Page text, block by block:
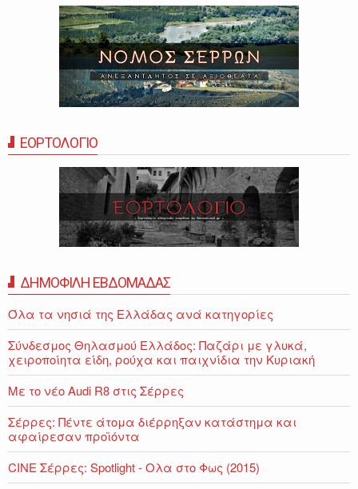
ΕΟΡΤΟΛΟΓΙΟ
ΔΗΜΟΦΙΛΗ ΕΒΔΟΜΑΔΑΣ
Όλα τα νησιά της Ελλάδας ανά κατηγορίες
Σύνδεσμος Θηλασμού Ελλάδος: Παζάρι με γλυκά,
χειροποίητα είδη, ρούχα και παιχνίδια την Κυριακή
Με το νέο Audi R8 στις Σέρρες
Σέρρες: Πέντε άτομα διέρρηξαν κατάστημα και
αφαίρεσαν προϊόντα
CINE Σέρρες: Spotlight - Ολα στο Φως (2015)